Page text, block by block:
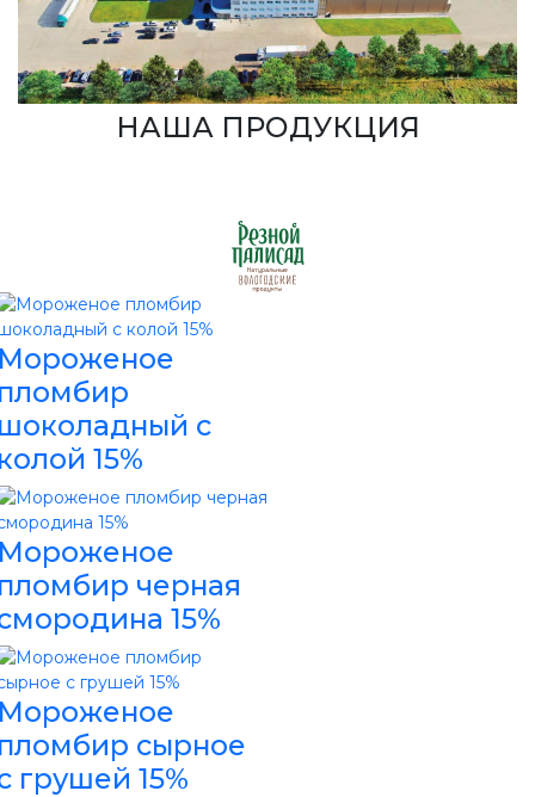
НАША ПРОДУКЦИЯ
с
15%
черная
15%
сырное
грушей 15%